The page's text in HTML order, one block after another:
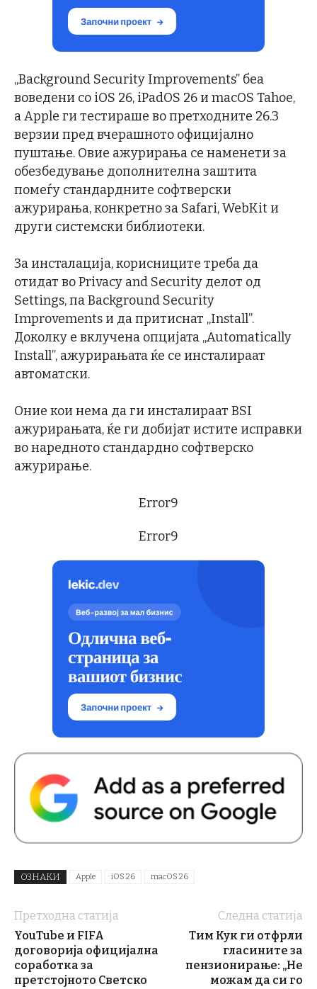
„Background Security Improvements” беа
воведени со iOS 26, iPadOS 26 и macOS Tahoe,
а Apple ги тестираше во претходните 26.3
верзии пред вчерашното официјално
пуштање. Овие ажурирања се наменети за
обезбедување дополнителна заштита
помеѓу стандардните софтверски
ажурирања, конкретно за Safari, WebKit и
други системски библиотеки.
За инсталација, корисниците треба да
отидат во Privacy and Security делот од
Settings, па Background Security
Improvements и да притиснат „Install”.
Доколку е вклучена опцијата „Automatically
Install”, ажурирањата ќе се инсталираат
автоматски.
Оние кои нема да ги инсталираат BSI
ажурирањата, ќе ги добијат истите исправки
во наредното стандардно софтверско
ажурирање.
Error9
Error9
ОЗНАКИ Apple iOS 26 macOS 26
Претходна статија
YouTube и FIFA
договорија официјална
соработка за
претстојното Светско
Следна статија
Тим Кук ги отфрли
гласините за
пензионирање: „Не
можам да си го